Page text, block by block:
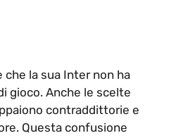
che la sua Inter non ha
gioco. Anche le scelte
contraddittorie e
Questa confusione